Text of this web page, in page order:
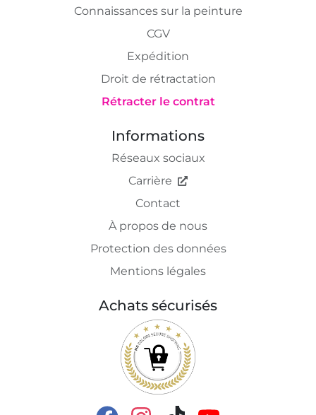
Connaissances sur la peinture
CGV
Expédition
Droit de rétractation
Rétracter le contrat
Informations
Réseaux sociaux
Carrière
Contact
À propos de nous
Protection des données
Mentions légales
Achats sécurisés